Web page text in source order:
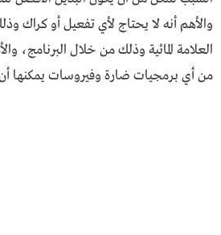
والأهم أنه لا يحتاج لأي تفعيل أو كراك
العلامة المائية وذلك من خلال البرنامج،
من أي برمجيات ضارة وفيروسات يمكنها أن